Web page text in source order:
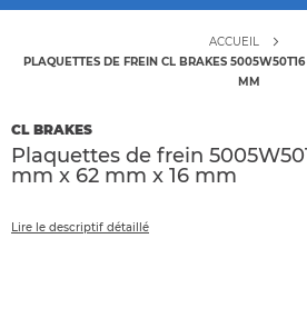
ACCUEIL
PLAQUETTES DE FREIN CL BRAKES
MM
CL BRAKES
Plaquettes de frein
mm x 62 mm x 16 mm
Lire le descriptif détaillé